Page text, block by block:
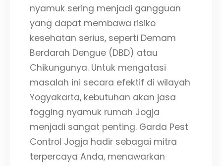
nyamuk sering menjadi gangguan
yang dapat membawa risiko
kesehatan serius, seperti Demam
Berdarah Dengue (DBD) atau
Chikungunya. Untuk mengatasi
masalah ini secara efektif di wilayah
Yogyakarta, kebutuhan akan jasa
fogging nyamuk rumah Jogja
menjadi sangat penting. Garda Pest
Control Jogja hadir sebagai mitra
terpercaya Anda, menawarkan